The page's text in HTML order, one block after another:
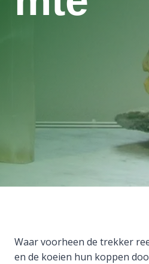
Waar voorheen de trekker
en de koeien hun koppen